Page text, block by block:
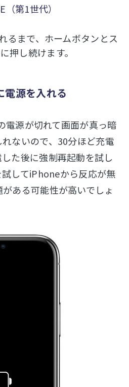
第1世代）
るまで、ホームボタンとス
押し続けます。
源を入れる
電源が切れて画面が真っ暗
ないので、30分ほど充電
た後に強制再起動を試し
してiPhoneから反応が無
ある可能性が高いでしょ